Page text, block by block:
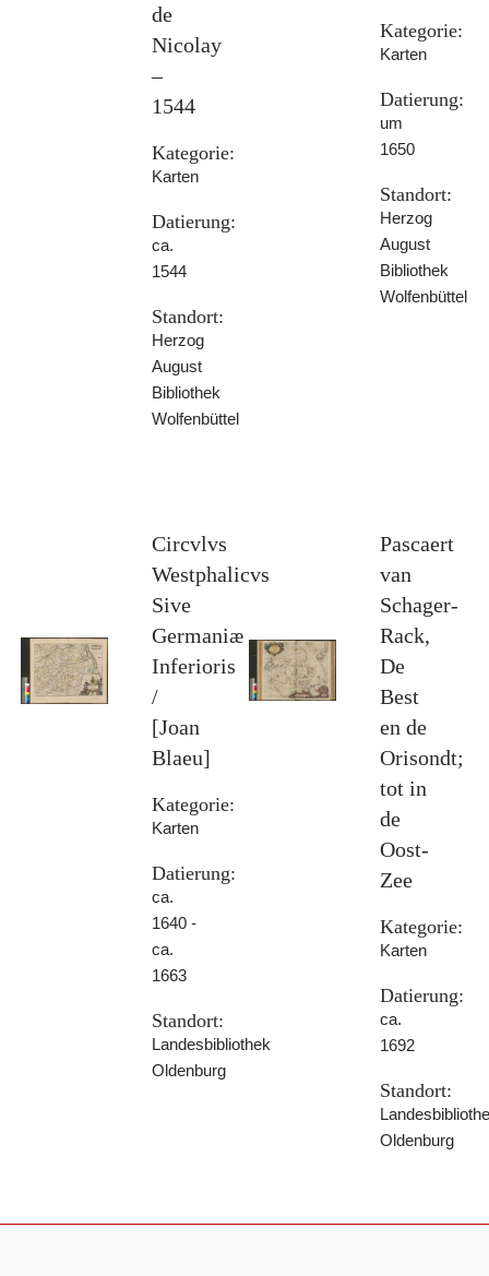
de
Nicolay
–
1544
Kategorie:
Karten
Datierung:
ca.
1544
Standort:
Herzog
August
Bibliothek
Wolfenbüttel
Kategorie:
Karten
Datierung:
um
1650
Standort:
Herzog
August
Bibliothek
Wolfenbüttel
Circvlvs
Westphalicvs
Sive
Germaniæ
Inferioris
/
[Joan
Blaeu]
Kategorie:
Karten
Datierung:
ca.
1640 -
ca.
1663
Standort:
Landesbibliothek
Oldenburg
Pascaert
van
Schager-
Rack,
De
Best
en de
Orisondt;
tot in
de
Oost-
Zee
Kategorie:
Karten
Datierung:
ca.
1692
Standort:
Oldenburg